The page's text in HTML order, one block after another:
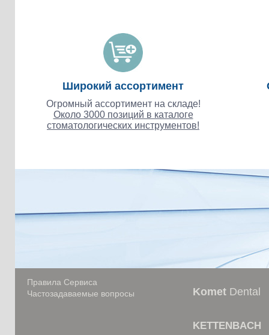
Широкий ассортимент
Огромный ассортимент на складе!
Около 3000 позиций в каталоге
стоматологических инструментов!
Правила Сервиса
Частозадаваемые вопросы
Komet Dental
KETTENBACH